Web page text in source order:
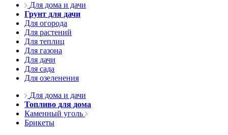
Для дома и дачи
Грунт для дачи
Для огорода
Для растений
Для теплиц
Для газона
Для дачи
Для сада
Для озеленения
Для дома и дачи
Топливо для дома
Каменный уголь
Брикеты